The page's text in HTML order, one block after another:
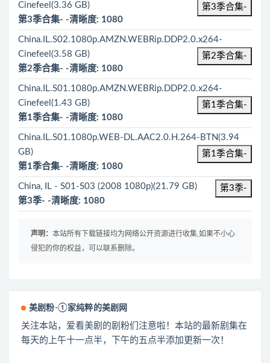
Cinefeel(3.36 GB)
第3季合集-
第3季合集- -清晰度: 1080
China.IL.S02.1080p.AMZN.WEBRip.DDP2.0.x264-
Cinefeel(3.58 GB)
第2季合集-
第2季合集- -清晰度: 1080
China.IL.S01.1080p.AMZN.WEBRip.DDP2.0.x264-
Cinefeel(1.43 GB)
第1季合集-
第1季合集- -清晰度: 1080
China.IL.S01.1080p.WEB-DL.AAC2.0.H.264-BTN(3.94
GB)
第1季合集-
第1季合集- -清晰度: 1080
China, IL - S01-S03 (2008 1080p)(21.79 GB)
第3季-
第3季- -清晰度: 1080
声明： 本站所有下载链接均为网络公开资源进行收集,如果不小心
侵犯的你的权益，可以联系删除。
美剧粉-①家纯粹的美剧网
关注本站，爱看美剧的剧粉们注意啦！本站的最新剧集在
每天的上午十一点半，下午的五点半添加更新一次！